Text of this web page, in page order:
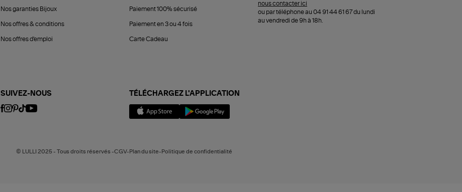
Nos garanties Bijoux
Nos offres & conditions
Nos offres d'emploi
Paiement 100% sécurisé
Paiement en 3 ou 4 fois
Carte Cadeau
nous contacter ici
ou par téléphone au 04 91 44 61 67 du lundi
au vendredi de 9h à 18h.
SUIVEZ-NOUS TÉLÉCHARGEZ L'APPLICATION
© LULLI 2025 - Tous droits réservés -CGV-Plan du site-Politique de confidentialité